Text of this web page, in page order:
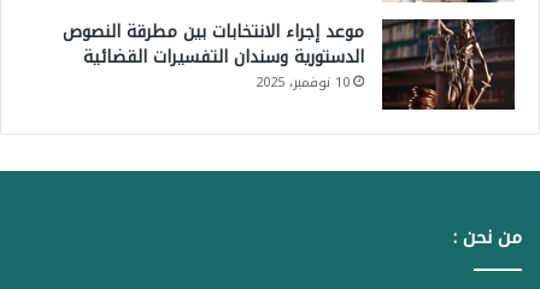
موعد إجراء الانتخابات بين مطرقة النصوص
الدستورية وسندان التفسيرات القضائية
10 نوفمبر، 2025
من نحن :